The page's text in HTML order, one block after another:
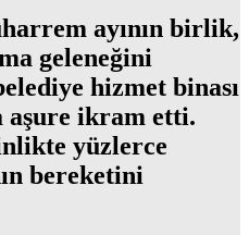
ayının birlik,
geleneğini
hizmet binası
aşure ikram etti.
yüzlerce
bereketini